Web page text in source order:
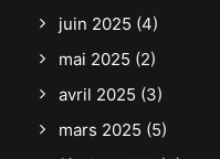
juin 2025 (4)
mai 2025 (2)
avril 2025 (3)
mars 2025 (5)